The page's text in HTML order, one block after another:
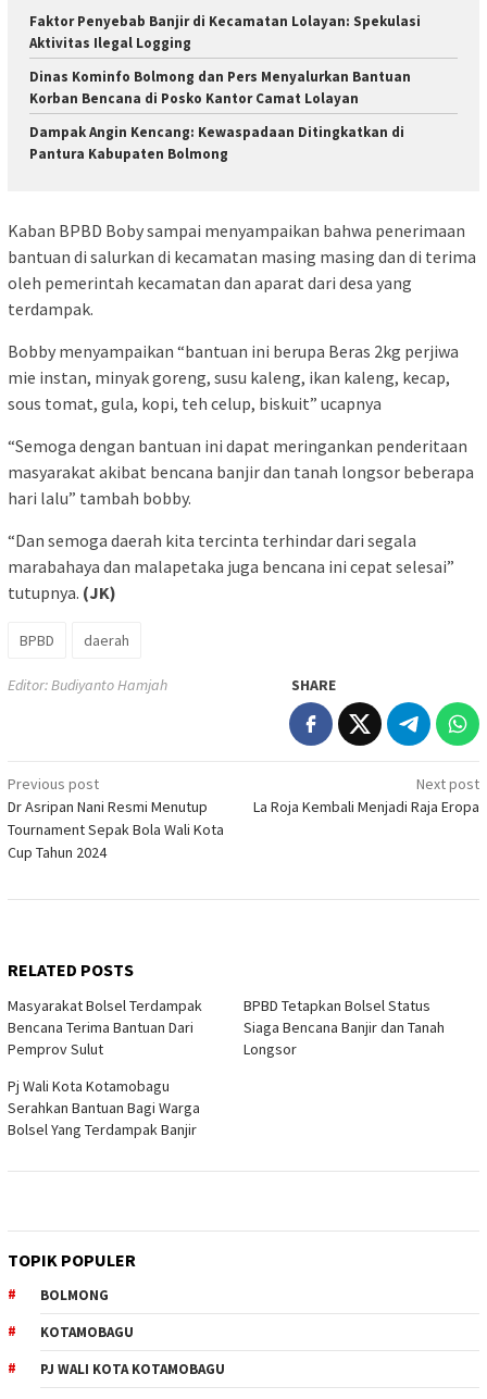
Faktor Penyebab Banjir di Kecamatan Lolayan: Spekulasi
Aktivitas Ilegal Logging
Dinas Kominfo Bolmong dan Pers Menyalurkan Bantuan
Korban Bencana di Posko Kantor Camat Lolayan
Dampak Angin Kencang: Kewaspadaan Ditingkatkan di
Pantura Kabupaten Bolmong
Kaban BPBD Boby sampai menyampaikan bahwa penerimaan
bantuan di salurkan di kecamatan masing masing dan di terima
oleh pemerintah kecamatan dan aparat dari desa yang
terdampak.
Bobby menyampaikan “bantuan ini berupa Beras 2kg perjiwa
mie instan, minyak goreng, susu kaleng, ikan kaleng, kecap,
sous tomat, gula, kopi, teh celup, biskuit” ucapnya
“Semoga dengan bantuan ini dapat meringankan penderitaan
masyarakat akibat bencana banjir dan tanah longsor beberapa
hari lalu” tambah bobby.
“Dan semoga daerah kita tercinta terhindar dari segala
marabahaya dan malapetaka juga bencana ini cepat selesai”
tutupnya. (JK)
BPBD daerah
Editor: Budiyanto Hamjah SHARE
Post
navigation
Previous post
Dr Asripan Nani Resmi Menutup
Tournament Sepak Bola Wali Kota
Cup Tahun 2024
Next post
La Roja Kembali Menjadi Raja Eropa
RELATED POSTS
Masyarakat Bolsel Terdampak
Bencana Terima Bantuan Dari
Pemprov Sulut
BPBD Tetapkan Bolsel Status
Siaga Bencana Banjir dan Tanah
Longsor
Pj Wali Kota Kotamobagu
Serahkan Bantuan Bagi Warga
Bolsel Yang Terdampak Banjir
TOPIK POPULER
BOLMONG
KOTAMOBAGU
PJ WALI KOTA KOTAMOBAGU